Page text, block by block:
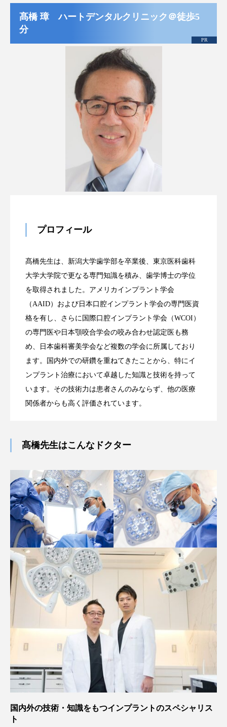
髙橋 璋 ハートデンタルクリニック＠徒歩5
分
プロフィール
髙橋先生は、新潟大学歯学部を卒業後、東京医科歯科
大学大学院で更なる専門知識を積み、歯学博士の学位
を取得されました。アメリカインプラント学会
（AAID）および日本口腔インプラント学会の専門医資
格を有し、さらに国際口腔インプラント学会（WCOI）
の専門医や日本顎咬合学会の咬み合わせ認定医も務
め、日本歯科審美学会など複数の学会に所属しており
ます。国内外での研鑽を重ねてきたことから、特にイ
ンプラント治療において卓越した知識と技術を持って
います。その技術力は患者さんのみならず、他の医療
関係者からも高く評価されています。
髙橋先生はこんなドクター
国内外の技術・知識をもつインプラントのスペシャリス
ト